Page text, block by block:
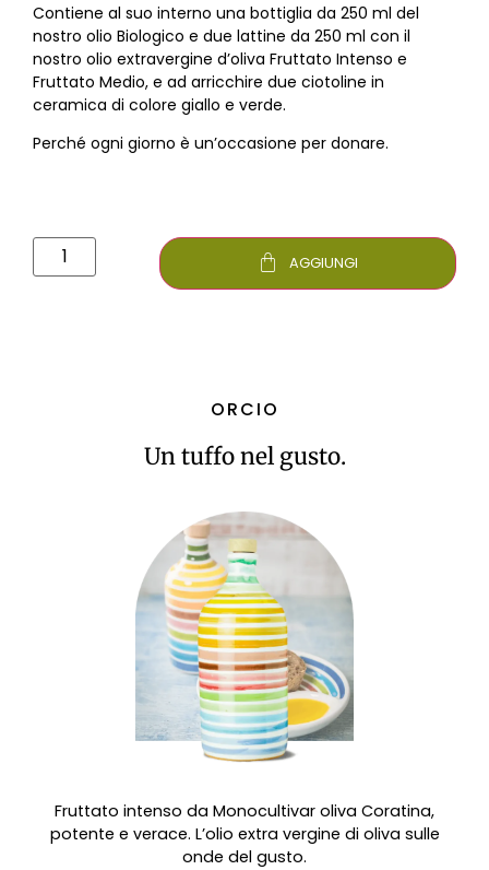
Contiene al suo interno una bottiglia da 250 ml del
nostro olio Biologico e due lattine da 250 ml con il
nostro olio extravergine d’oliva Fruttato Intenso e
Fruttato Medio, e ad arricchire due ciotoline in
ceramica di colore giallo e verde.
Perché ogni giorno è un’occasione per donare.
AGGIUNGI
ORCIO
Un tuffo nel gusto.
Fruttato intenso da Monocultivar oliva Coratina,
potente e verace. L’olio extra vergine di oliva sulle
onde del gusto.